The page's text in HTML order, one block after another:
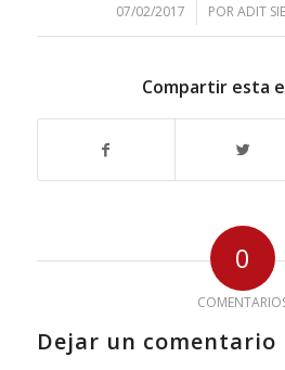
07/02/2017
/ PORADIT
Compartir esta
0
Dejar un comentario